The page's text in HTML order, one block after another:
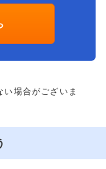
場合がございま